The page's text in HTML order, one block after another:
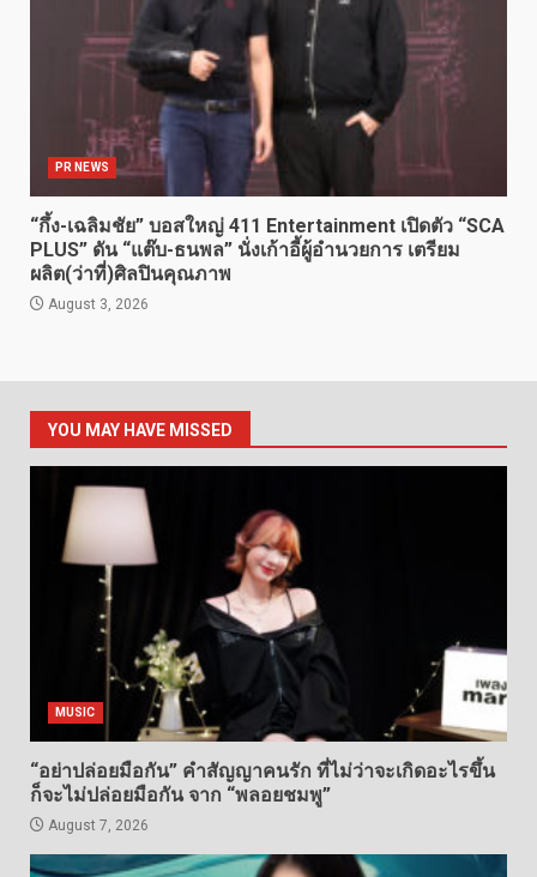
PR NEWS
“กึ้ง-เฉลิมชัย” บอสใหญ่ 411 Entertainment เปิดตัว “SCA
PLUS” ดัน “แต๊บ-ธนพล” นั่งเก้าอี้ผู้อำนวยการ เตรียม
ผลิต(ว่าที่)ศิลปินคุณภาพ
August 3, 2026
YOU MAY HAVE MISSED
MUSIC
“อย่าปล่อยมือกัน” คำสัญญาคนรัก ที่ไม่ว่าจะเกิดอะไรขึ้น
ก็จะไม่ปล่อยมือกัน จาก “พลอยชมพู”
August 7, 2026